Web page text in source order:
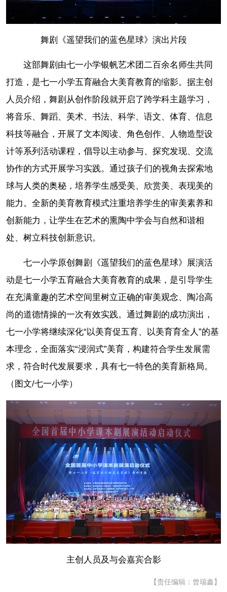
舞剧《遥望我们的蓝色星球》演出片段
这部舞剧由七一小学银帆艺术团二百余名师生共同
打造，是七一小学五育融合大美育教育的缩影。据主创
人员介绍，舞剧从创作阶段就开启了跨学科主题学习，
将音乐、舞蹈、美术、书法、科学、语文、体育、信息
科技等融合，开展了文本阅读、角色创作、人物造型设
计等系列活动课程，倡导以主动参与、探究发现、交流
协作的方式开展学习实践。通过孩子们的视角去探索地
球与人类的奥秘，培养学生感受美、欣赏美、表现美的
能力。全新的美育教育模式注重培养学生的审美素养和
创新能力，让学生在艺术的熏陶中学会与自然和谐相
处、树立科技创新意识。
七一小学原创舞剧《遥望我们的蓝色星球》展演活
动是七一小学五育融合大美育教育的成果，是引导学生
在充满童趣的艺术空间里树立正确的审美观念、陶冶高
尚的道德情操的一次有效实践。通过舞剧的成功演出，
七一小学将继续深化“以美育促五育、以美育育全人”的基
本理念，全面落实“浸润式”美育，构建符合学生发展需
求，符合时代发展要求，具有七一特色的美育新格局。
（图文/七一小学）
主创人员及与会嘉宾合影
【责任编辑：曾瑞鑫】